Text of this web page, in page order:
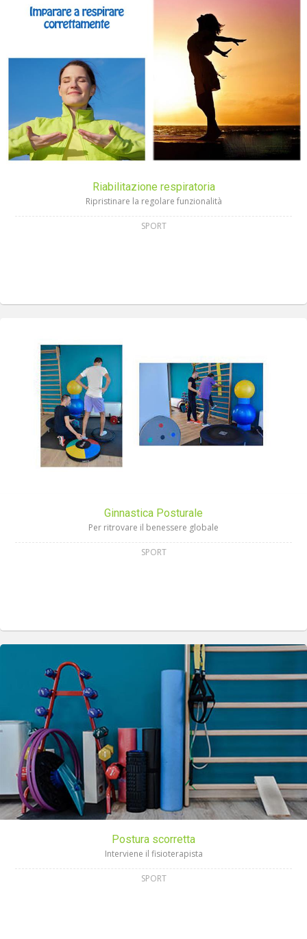
Riabilitazione respiratoria
Ripristinare la regolare funzionalità
SPORT
Ginnastica Posturale
Per ritrovare il benessere globale
SPORT
Postura scorretta
Interviene il fisioterapista
SPORT